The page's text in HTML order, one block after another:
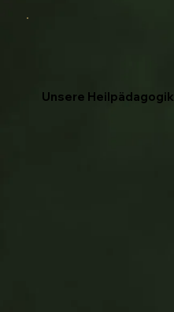
Unsere Heilpädagogik